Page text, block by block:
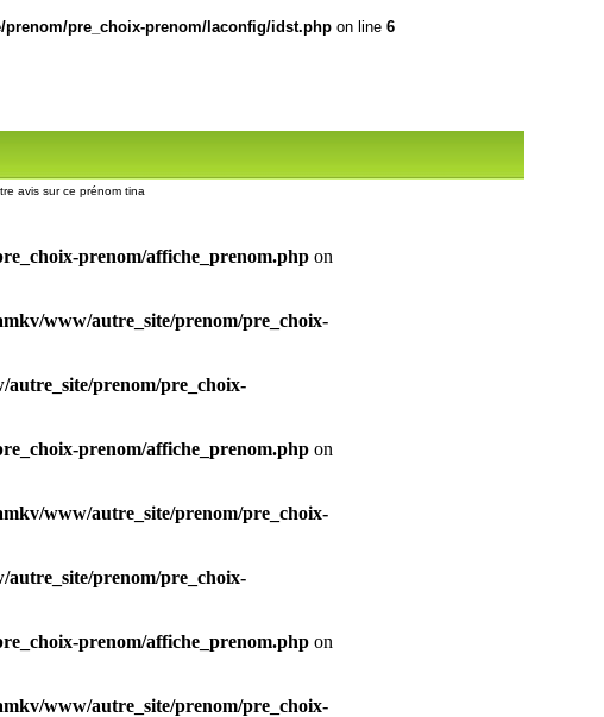
prenom/pre_choix-prenom/laconfig/idst.php on line 6
avis sur ce prénom tina
prenom/affiche_prenom.php on
www/autre_site/prenom/pre_choix-
prenom/pre_choix-
prenom/affiche_prenom.php on
www/autre_site/prenom/pre_choix-
prenom/pre_choix-
prenom/affiche_prenom.php on
www/autre_site/prenom/pre_choix-